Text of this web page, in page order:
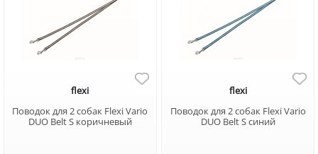
flexi
Поводок для 2 собак Flexi Vario
DUO Belt S коричневый
flexi
Поводок для 2 собак Flexi Vario
DUO Belt S синий